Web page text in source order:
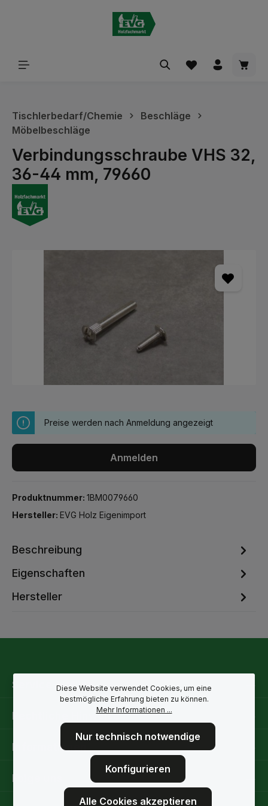
Tischlerbedarf/Chemie
Beschläge
Möbelbeschläge
Verbindungsschraube VHS 32,
36-44 mm, 79660
Preise werden nach Anmeldung angezeigt
Anmelden
Produktnummer: 1BM0079660
Hersteller: EVG Holz Eigenimport
Beschreibung
Eigenschaften
Hersteller
Service-Hotline
Rechtliche Hinweise
Informationen
Folge uns
Diese Website verwendet Cookies, um eine
bestmögliche Erfahrung bieten zu können.
Mehr Informationen ...
Nur technisch notwendige
Konfigurieren
Alle Cookies akzeptieren